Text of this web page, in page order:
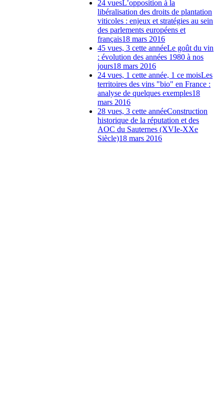
24 vuesL’opposition à la
libéralisation des droits de plantation
viticoles : enjeux et stratégies au sein
des parlements européens et
français18 mars 2016
45 vues, 3 cette annéeLe goût du vin
: évolution des années 1980 à nos
jours18 mars 2016
24 vues, 1 cette année, 1 ce moisLes
territoires des vins "bio" en France :
analyse de quelques exemples18
mars 2016
28 vues, 3 cette annéeConstruction
historique de la réputation et des
AOC du Sauternes (XVIe-XXe
Siècle)18 mars 2016